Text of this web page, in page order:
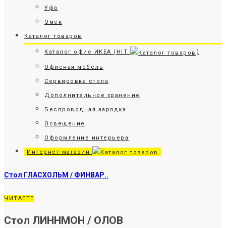
Уфа
Омск
Каталог товаров
Каталог офис ИКЕА (HIT )
Офисная мебель
Сервировка стола
Дополнительное хранение
Беспроводная зарядка
Освещение
Оформление интерьера
Интернет-магазин
Стол ГЛАСХОЛЬМ / ФИНВАР..
ЧИТАЕТЕ
Стол ЛИННМОН / ОЛОВ